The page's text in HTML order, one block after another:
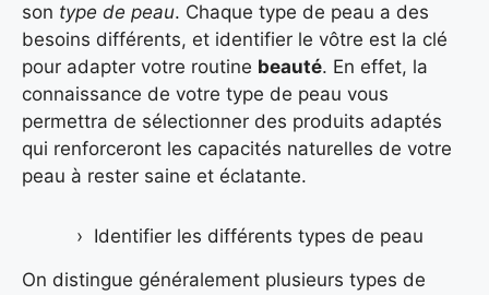
son type de peau. Chaque type de peau a des
besoins différents, et identifier le vôtre est la clé
pour adapter votre routine beauté. En effet, la
connaissance de votre type de peau vous
permettra de sélectionner des produits adaptés
qui renforceront les capacités naturelles de votre
peau à rester saine et éclatante.
Identifier les différents types de peau
On distingue généralement plusieurs types de